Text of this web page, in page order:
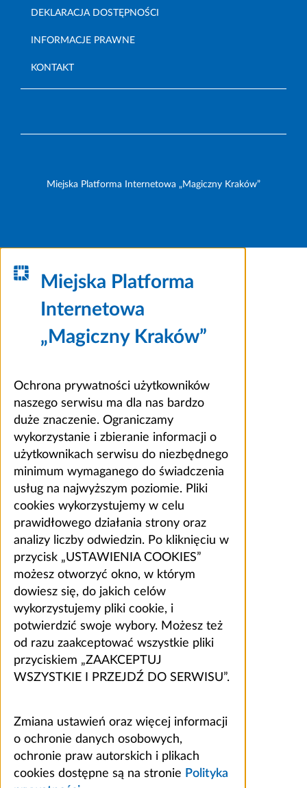
DEKLARACJA DOSTĘPNOŚCI
INFORMACJE PRAWNE
KONTAKT
Miejska Platforma Internetowa „Magiczny Kraków”
Miejska Platforma
Internetowa
„Magiczny Kraków”
Ochrona prywatności użytkowników
naszego serwisu ma dla nas bardzo
duże znaczenie. Ograniczamy
wykorzystanie i zbieranie informacji o
użytkownikach serwisu do niezbędnego
minimum wymaganego do świadczenia
usług na najwyższym poziomie. Pliki
cookies wykorzystujemy w celu
prawidłowego działania strony oraz
analizy liczby odwiedzin. Po kliknięciu w
przycisk „USTAWIENIA COOKIES”
możesz otworzyć okno, w którym
dowiesz się, do jakich celów
wykorzystujemy pliki cookie, i
potwierdzić swoje wybory. Możesz też
od razu zaakceptować wszystkie pliki
przyciskiem „ZAAKCEPTUJ
WSZYSTKIE I PRZEJDŹ DO SERWISU”.
Zmiana ustawień oraz więcej informacji
o ochronie danych osobowych,
ochronie praw autorskich i plikach
cookies dostępne są na stronie Polityka